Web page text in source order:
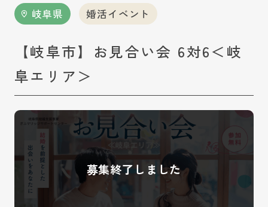
岐阜県 婚活イベント
【岐阜市】お見合い会 6対6＜岐
阜エリア＞